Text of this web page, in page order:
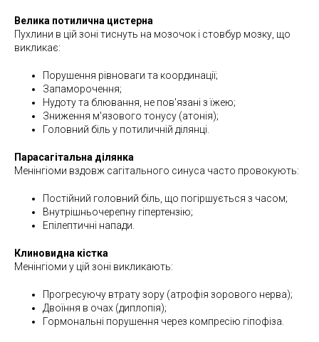
Велика потилична цистерна
Пухлини в цій зоні тиснуть на мозочок і стовбур мозку, що
викликає:
Порушення рівноваги та координації;
Запаморочення;
Нудоту та блювання, не пов'язані з їжею;
Зниження м'язового тонусу (атонія);
Головний біль у потиличній ділянці.
Парасагітальна ділянка
Менінгіоми вздовж сагітального синуса часто провокують:
Постійний головний біль, що погіршується з часом;
Внутрішньочерепну гіпертензію;
Епілептичні напади.
Клиновидна кістка
Менінгіоми у цій зоні викликають:
Прогресуючу втрату зору (атрофія зорового нерва);
Двоїння в очах (диплопія);
Гормональні порушення через компресію гіпофіза.